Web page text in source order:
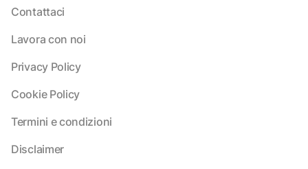
Contattaci
Lavora con noi
Privacy Policy
Cookie Policy
Termini e condizioni
Disclaimer